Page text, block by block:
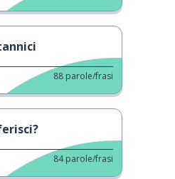
88 parole/frasi
84 parole/frasi